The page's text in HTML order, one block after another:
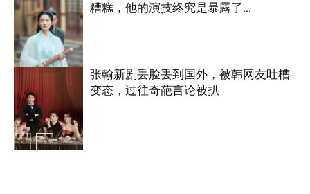
明星八卦
明星八卦
糟糕，他的演技终究是暴露了…
张翰新剧丢脸丢到国外，被韩网友吐槽
变态，过往奇葩言论被扒